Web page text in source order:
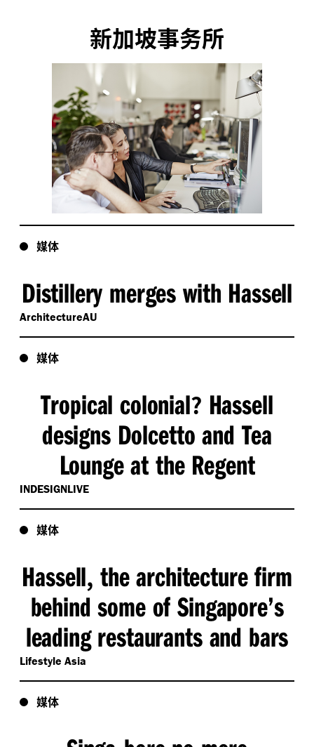
金酒与苦艾酒收藏
我们像所有惊叹于该酒吧
的新加坡人一样，一边喃喃
赞叹内部设计的美轮美奂，
一边迅速掏出手机拍照。酒
吧和三层高的金酒冷藏柜简
直是一道奇观。”
Lifestyle Asia
VIEW PROJECT
感来自航空旅行的黄金年代，打造了永不过时、经
久不衰的设计
我们为沉浸式体验想象了主角
和Albert ，这对
情侣是酒吧设计叙事的中心
走进暗粉丝绒饰面的入口、步入私密的会客厅、观
赏猎奇柜、来到以茶色镜子装饰的错层酒吧、欣赏
手工打造的精致细节——这是一场精心设计、层
层递进的发现之旅。
Idlewild弥漫着从容浪漫的
气氛；丝绒卡座和惊艳的吧
台更是让奢华感呼之欲
出。”
Buro 24/7
精心设计的香槟房设有全天开放的鸡尾酒吧，方便
顾客在觥筹交错间开展商务谈判
不拘一格的的图书馆以橘色泰丝壁纸装饰墙面，书
架上的书籍和收藏品琳琅满目，特意打造为激发创
意、促进交谈的非正式空间
（尽管）MARK是个会员专
享俱乐部，走入其中却有如
进入（极其奢华的）住所。
其中布置了Pierre Frey饰面的
定制家具、威尼斯的手工水
亮色手绘饰架和混搭的银
器。”
IndesignLive Singapore
新加坡事务所
媒体
Distillery merges with Hassell
ArchitectureAU
媒体
Tropical colonial? Hassell
designs Dolcetto and Tea
Lounge at the Regent
INDESIGNLIVE
媒体
Hassell, the architecture firm
behind some of Singapore’s
leading restaurants and bars
Lifestyle Asia
媒体